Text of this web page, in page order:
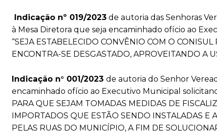
Indicação nº 019/2023 de autoria das Senhoras
à Mesa Diretora que seja encaminhado ofício ao
“SEJA ESTABELECIDO CONVÊNIO COM O
ENCONTRA-SE DESGASTADO, APROVEITANDO A
Indicação n° 001/2023 de autoria do Senhor
encaminhado ofício ao Executivo Municipal
PARA QUE SEJAM TOMADAS MEDIDAS DE
IMPORTADOS QUE ESTÃO SENDO INSTALADAS E
PELAS RUAS DO MUNICÍPIO, A FIM DE